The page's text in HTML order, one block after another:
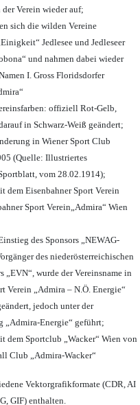
Verein wieder auf;
sich die wilden Vereine
Jedlesee und Jedleseer
und nahmen dabei wieder
I. Gross Floridsdorfer
offiziell Rot-Gelb,
in Schwarz-Weiß geändert;
in Wiener Sport Club
(Quelle: Illustriertes
vom 28.02.1914);
dem Eisenbahner Sport Verein
Sport Verein„Admira“ Wien
des Sponsors „NEWAG-
des niederösterreichischen
„EVN“, wurde der Vereinsname in
Verein „Admira – N.Ö. Energie“
jedoch unter der
„Admira-Energie“ geführt;
dem Sportclub „Wacker“ Wien von
Club „Admira-Wacker“
Vektorgrafikformate (CDR, AI
GIF) enthalten.